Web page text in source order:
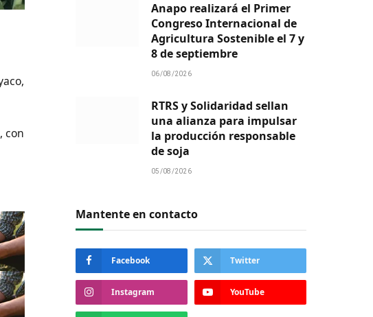
con
Anapo realizará el Primer
Congreso Internacional de
Agricultura Sostenible el 7 y
8 de septiembre
06/08/2026
RTRS y Solidaridad sellan
una alianza para impulsar
la producción responsable
de soja
05/08/2026
Mantente en contacto
Facebook Twitter
Instagram YouTube